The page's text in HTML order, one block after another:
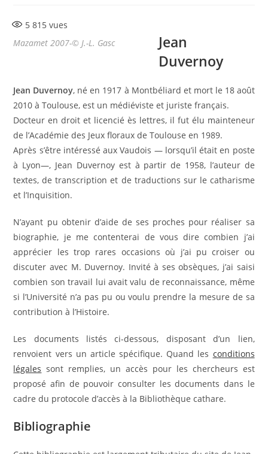
5 815 vues
Mazamet 2007-© J.-L. Gasc
Jean
Duvernoy
Jean Duvernoy, né en 1917 à Montbéliard et mort le 18 août
2010 à Toulouse, est un médiéviste et juriste français.
Docteur en droit et licencié ès lettres, il fut élu mainteneur
de l’Académie des Jeux floraux de Toulouse en 1989.
Après s’être intéressé aux Vaudois — lorsqu’il était en poste
à Lyon—, Jean Duvernoy est à partir de 1958, l’auteur de
textes, de transcription et de traductions sur le catharisme
et l’Inquisition.
N’ayant pu obtenir d’aide de ses proches pour réaliser sa
biographie, je me contenterai de vous dire combien j’ai
apprécier les trop rares occasions où j’ai pu croiser ou
discuter avec M. Duvernoy. Invité à ses obsèques, j’ai saisi
combien son travail lui avait valu de reconnaissance, même
si l’Université n’a pas pu ou voulu prendre la mesure de sa
contribution à l’Histoire.
Les documents listés ci-dessous, disposant d’un lien,
renvoient vers un article spécifique. Quand les conditions
légales sont remplies, un accès pour les chercheurs est
proposé afin de pouvoir consulter les documents dans le
cadre du protocole d’accès à la Bibliothèque cathare.
Bibliographie